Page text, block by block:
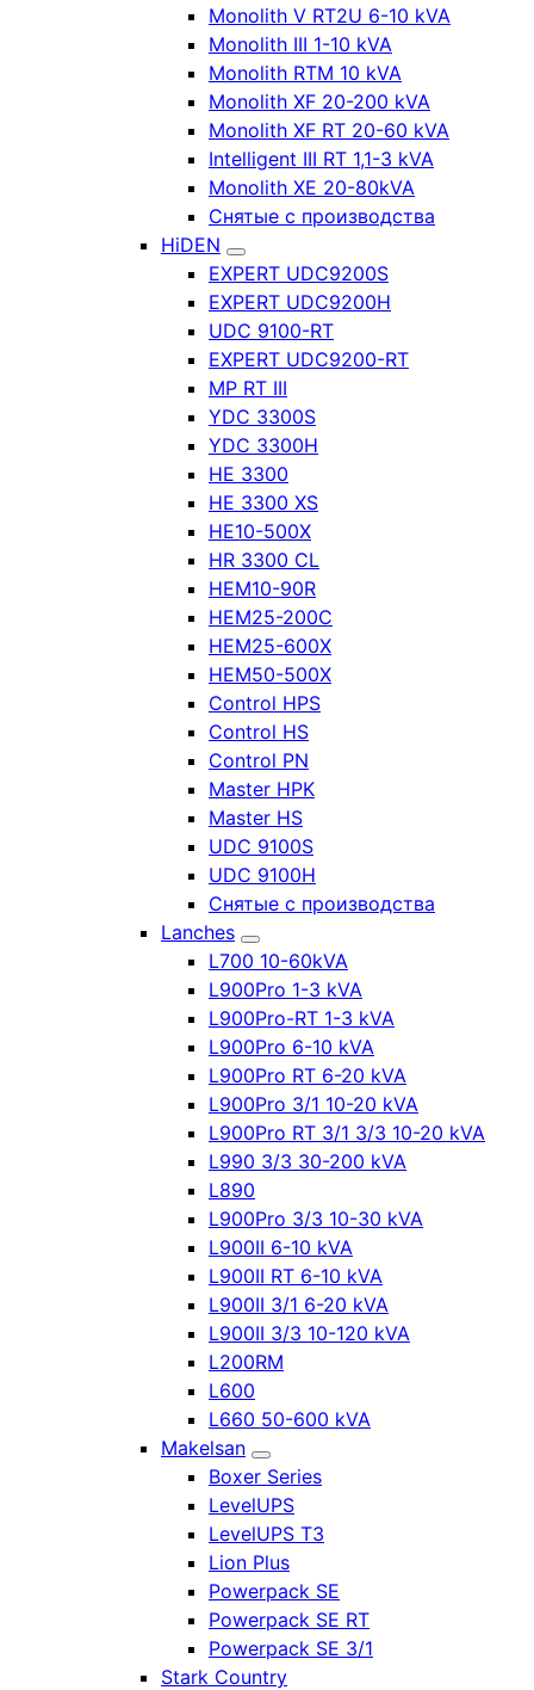
Monolith V RT2U 6-10 kVA
Monolith III 1-10 kVA
Monolith RTM 10 kVA
Monolith XF 20-200 kVA
Monolith XF RT 20-60 kVA
Intelligent III RT 1,1-3 kVA
Monolith XE 20-80kVA
Снятые с производства
HiDEN
EXPERT UDC9200S
EXPERT UDC9200H
UDC 9100-RT
EXPERT UDC9200-RT
MP RT III
YDC 3300S
YDC 3300H
HE 3300
HE 3300 XS
HE10-500X
HR 3300 CL
HEM10-90R
HEM25-200C
HEM25-600X
HEM50-500X
Control HPS
Control HS
Control PN
Master HPK
Master HS
UDC 9100S
UDC 9100H
Снятые с производства
Lanches
L700 10-60kVA
L900Pro 1-3 kVA
L900Pro-RT 1-3 kVA
L900Pro 6-10 kVA
L900Pro RT 6-20 kVA
L900Pro 3/1 10-20 kVA
L900Pro RT 3/1 3/3 10-20 kVA
L990 3/3 30-200 kVA
L890
L900Pro 3/3 10-30 kVA
L900II 6-10 kVA
L900II RT 6-10 kVA
L900II 3/1 6-20 kVA
L900II 3/3 10-120 kVA
L200RM
L600
L660 50-600 kVA
Makelsan
Boxer Series
LevelUPS
LevelUPS T3
Lion Plus
Powerpack SE
Powerpack SE RT
Powerpack SE 3/1
Stark Country